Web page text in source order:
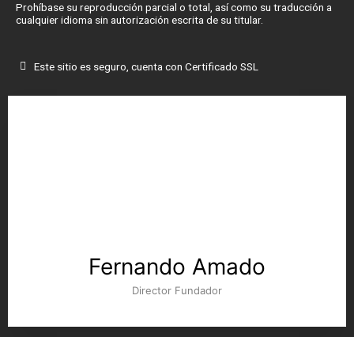
Prohíbase su reproducción parcial o total, así como su traducción a
cualquier idioma sin autorización escrita de su titular.
Este sitio es seguro, cuenta con Certificado SSL
Fernando Amado
Director Fundador